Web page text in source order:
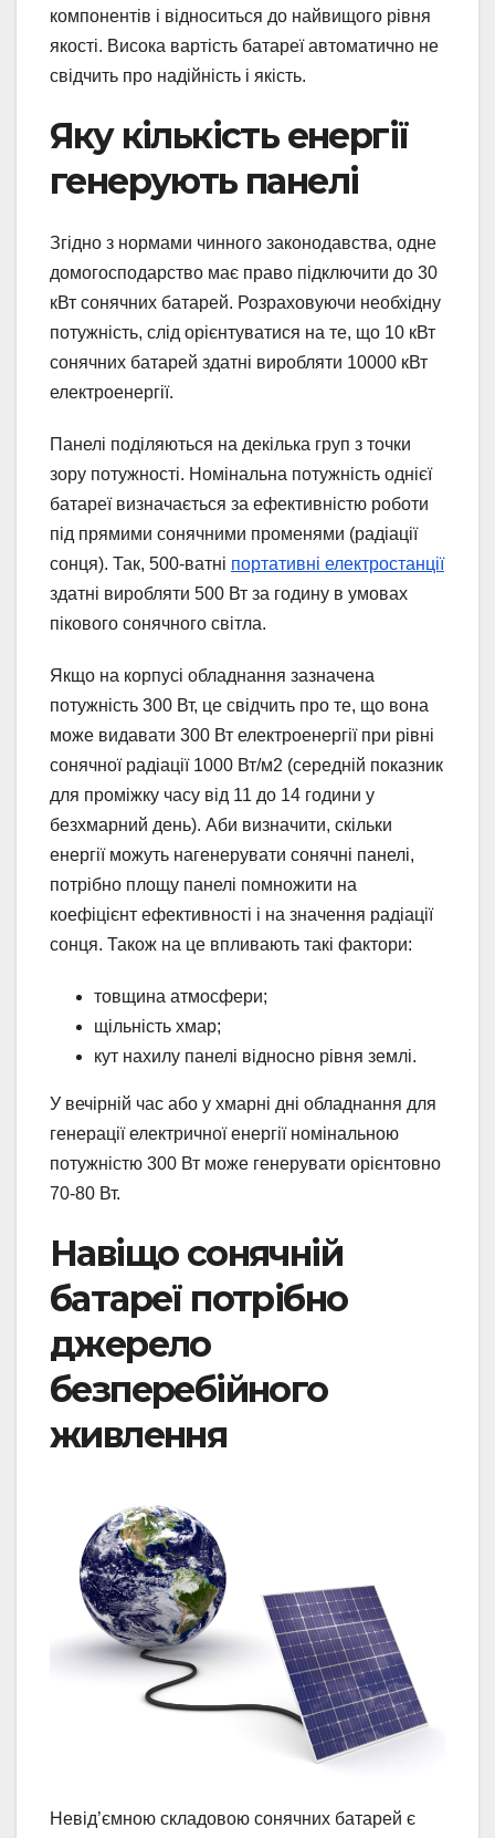
компонентів і відноситься до найвищого рівня
якості. Висока вартість батареї автоматично не
свідчить про надійність і якість.
Яку кількість енергії
генерують панелі
Згідно з нормами чинного законодавства, одне
домогосподарство має право підключити до 30
кВт сонячних батарей. Розраховуючи необхідну
потужність, слід орієнтуватися на те, що 10 кВт
сонячних батарей здатні виробляти 10000 кВт
електроенергії.
Панелі поділяються на декілька груп з точки
зору потужності. Номінальна потужність однієї
батареї визначається за ефективністю роботи
під прямими сонячними променями (радіації
сонця). Так, 500-ватні портативні електростанції
здатні виробляти 500 Вт за годину в умовах
пікового сонячного світла.
Якщо на корпусі обладнання зазначена
потужність 300 Вт, це свідчить про те, що вона
може видавати 300 Вт електроенергії при рівні
сонячної радіації 1000 Вт/м2 (середній показник
для проміжку часу від 11 до 14 години у
безхмарний день). Аби визначити, скільки
енергії можуть нагенерувати сонячні панелі,
потрібно площу панелі помножити на
коефіцієнт ефективності і на значення радіації
сонця. Також на це впливають такі фактори:
товщина атмосфери;
щільність хмар;
кут нахилу панелі відносно рівня землі.
У вечірній час або у хмарні дні обладнання для
генерації електричної енергії номінальною
потужністю 300 Вт може генерувати орієнтовно
70-80 Вт.
Навіщо сонячній
батареї потрібно
джерело
безперебійного
живлення
Невід’ємною складовою сонячних батарей є